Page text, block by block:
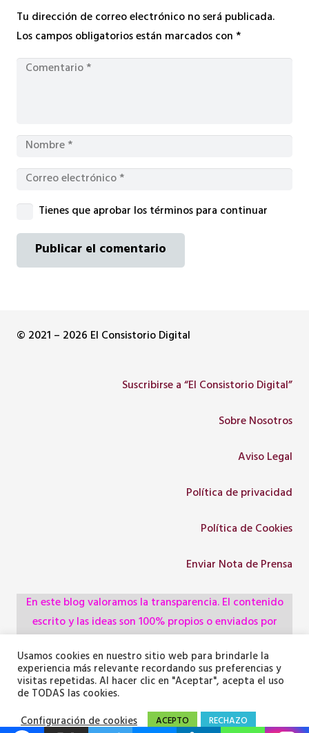
Tu dirección de correo electrónico no será publicada.
Los campos obligatorios están marcados con*
Tienes que aprobar los términos para continuar
Publicar el comentario
© 2021 – 2026 El Consistorio Digital
Suscribirse a “El Consistorio Digital”
Sobre Nosotros
Aviso Legal
Política de privacidad
Política de Cookies
Enviar Nota de Prensa
En este blog valoramos la transparencia. El contenido
escrito y las ideas son 100% propios o enviados por
administraciones, pero utilizamos herramientas de
inteligencia artificial para optimizar la maquetación del
texto y generar algunas de las imágenes ilustrativas.
Usamos cookies en nuestro sitio web para brindarle la
experiencia más relevante recordando sus preferencias y
visitas repetidas. Al hacer clic en "Aceptar", acepta el uso
de TODAS las cookies.
Configuración de cookies
ACEPTO RECHAZO